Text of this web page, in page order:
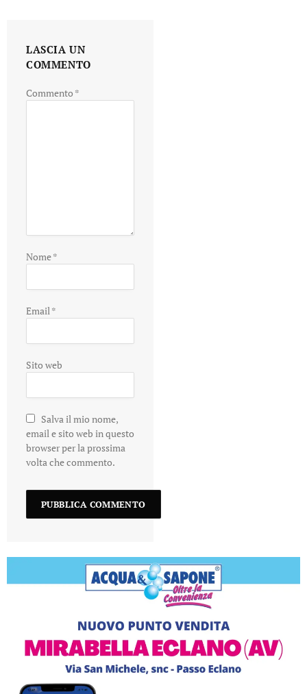
LASCIA UN
COMMENTO
Commento *
Nome*
Email*
Sito web
Salva il mio nome,
email e sito web in questo
browser per la prossima
volta che commento.